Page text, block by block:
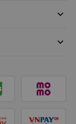
keyboard_arrow_down
keyboard_arrow_down